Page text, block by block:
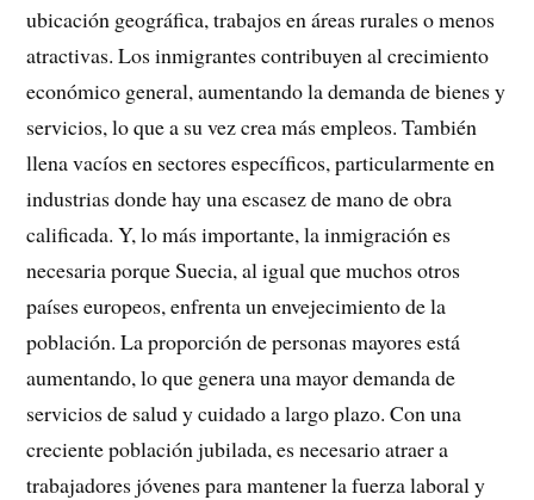
ubicación geográfica, trabajos en áreas rurales o menos
atractivas. Los inmigrantes contribuyen al crecimiento
económico general, aumentando la demanda de bienes y
servicios, lo que a su vez crea más empleos. También
llena vacíos en sectores específicos, particularmente en
industrias donde hay una escasez de mano de obra
calificada. Y, lo más importante, la inmigración es
necesaria porque Suecia, al igual que muchos otros
países europeos, enfrenta un envejecimiento de la
población. La proporción de personas mayores está
aumentando, lo que genera una mayor demanda de
servicios de salud y cuidado a largo plazo. Con una
creciente población jubilada, es necesario atraer a
trabajadores jóvenes para mantener la fuerza laboral y